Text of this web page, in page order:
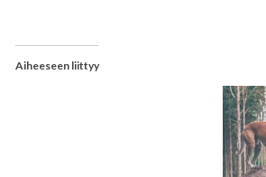
Aiheeseen liittyy